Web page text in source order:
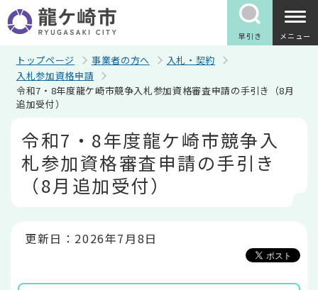
の
ペ
早引き メニュー
トップページ 事業者の方へ
入札・契約
入札参加資格申請
令和7・8年度龍ケ崎市競争入札参加資格審査申請の手引き（8月
追加受付）
令和7・8年度龍ケ崎市競争入
札参加資格審査申請の手引き
（8月追加受付）
更新日：2026年7月8日